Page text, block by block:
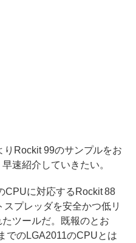
Rockit 99のサンプルをお
速紹介していきたい。
に対応するRockit 88
プレッダを安全かつ低リ
ツールだ。既報のとお
でのLGA2011のCPUとは